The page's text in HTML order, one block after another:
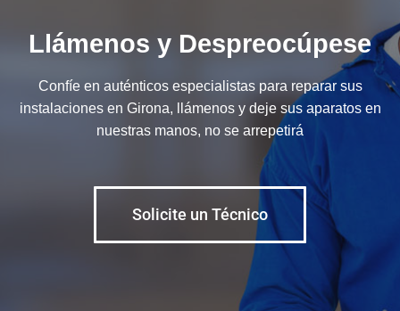
Llámenos y Despreocúpese
Confíe en auténticos especialistas para reparar sus
instalaciones en Girona, llámenos y deje sus aparatos en
nuestras manos, no se arrepetirá
Solicite un Técnico